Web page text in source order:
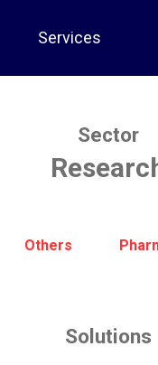
Services
Sector
Others
Solutions